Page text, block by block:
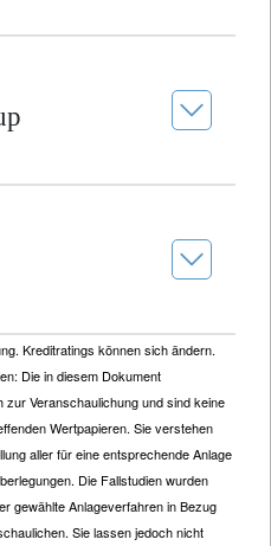
Kreditratings können sich ändern.
Die in diesem Dokument
zur Veranschaulichung und sind keine
Wertpapieren. Sie verstehen
aller für eine entsprechende Anlage
Die Fallstudien wurden
gewählte Anlageverfahren in Bezug
Sie lassen jedoch nicht